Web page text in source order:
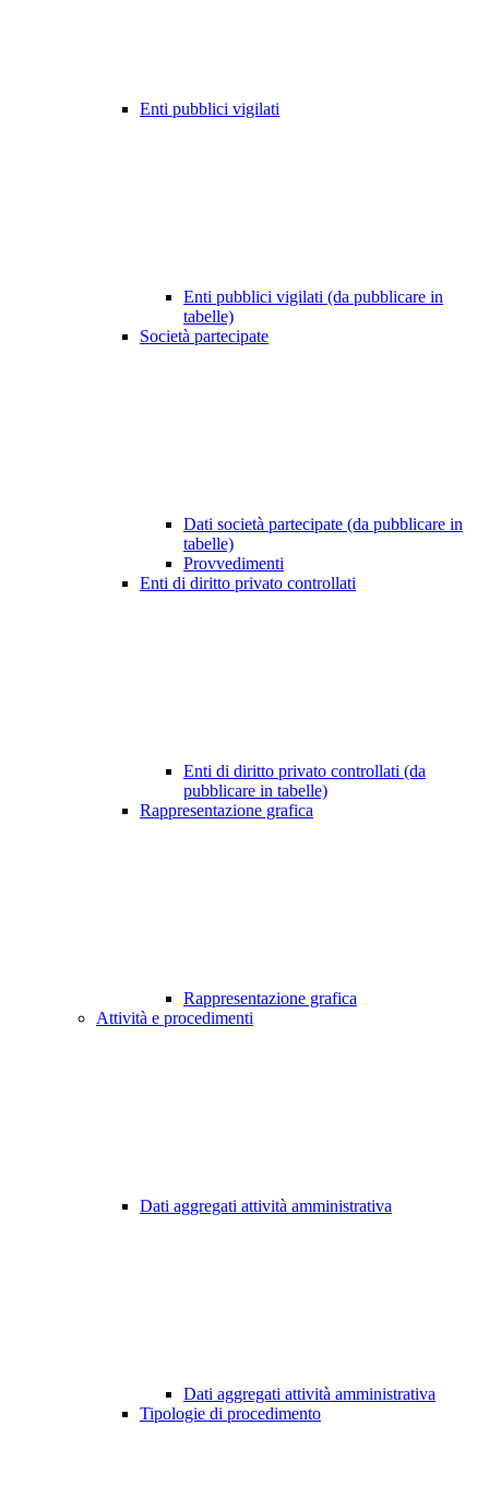
Enti pubblici vigilati
Enti pubblici vigilati (da pubblicare in
tabelle)
Società partecipate
Dati società partecipate (da pubblicare in
tabelle)
Provvedimenti
Enti di diritto privato controllati
Enti di diritto privato controllati (da
pubblicare in tabelle)
Rappresentazione grafica
Rappresentazione grafica
Attività e procedimenti
Dati aggregati attività amministrativa
Dati aggregati attività amministrativa
Tipologie di procedimento